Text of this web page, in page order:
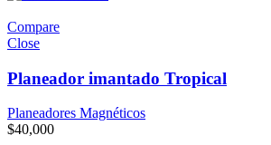
Compare
Close
Planeador imantado Tropical
Planeadores Magnéticos
$40,000